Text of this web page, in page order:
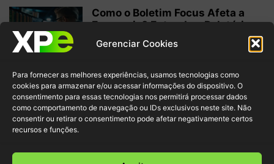
Gerenciar Cookies
Para fornecer as melhores experiências, usamos tecnologias como
cookies para armazenar e/ou acessar informações do dispositivo. O
consentimento para essas tecnologias nos permitirá processar dados
como comportamento de navegação ou IDs exclusivos neste site. Não
consentir ou retirar o consentimento pode afetar negativamente certos
recursos e funções.
Como o Boletim Focus Afeta a
Economia? Entenda o Relatório
do...
Tendências para Tech 2025 –
Metaverso e realidade estendida
Faculdade XP - 30/12/2024